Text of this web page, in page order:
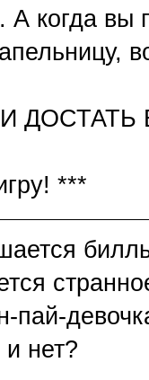
когда вы
ДОСТАТЬ
***
пай-
нет?